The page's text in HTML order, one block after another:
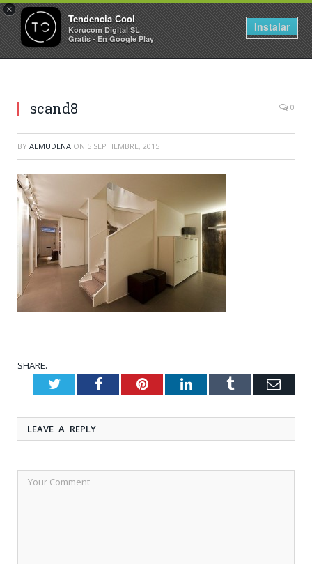
×
Tendencia Cool
Korucom Digital SL
Gratis - En Google Play
Instalar
scand8 0
BY ALMUDENA ON 5 SEPTIEMBRE, 2015
SHARE.
TwitterFacebookPinterestLinkedInTumblr
LEAVE A REPLY